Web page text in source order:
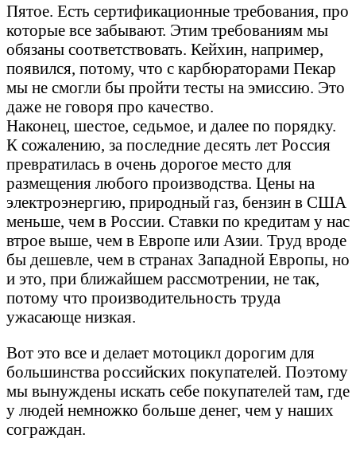
Пятое. Есть сертификационные требования, про
которые все забывают. Этим требованиям мы
обязаны соответствовать. Кейхин, например,
появился, потому, что с карбюраторами Пекар
мы не смогли бы пройти тесты на эмиссию. Это
даже не говоря про качество.
Наконец, шестое, седьмое, и далее по порядку.
К сожалению, за последние десять лет Россия
превратилась в очень дорогое место для
размещения любого производства. Цены на
электроэнергию, природный газ, бензин в США
меньше, чем в России. Ставки по кредитам у нас
втрое выше, чем в Европе или Азии. Труд вроде
бы дешевле, чем в странах Западной Европы, но
и это, при ближайшем рассмотрении, не так,
потому что производительность труда
ужасающе низкая.
Вот это все и делает мотоцикл дорогим для
большинства российских покупателей. Поэтому
мы вынуждены искать себе покупателей там, где
у людей немножко больше денег, чем у наших
сограждан.